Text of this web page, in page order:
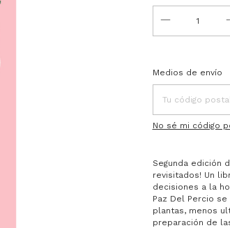
Entregas para el
Medios de envío
No sé mi código
Segunda edición
revisitados! Un
decisiones a la
Paz Del Percio
plantas, menos
preparación de